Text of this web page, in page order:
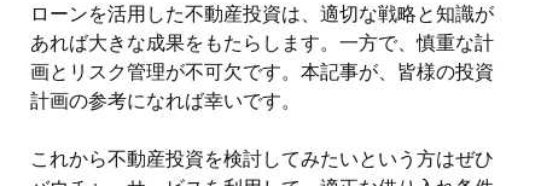
ローンを活用した不動産投資は、適切な戦略と知識が
あれば大きな成果をもたらします。一方で、慎重な計
画とリスク管理が不可欠です。本記事が、皆様の投資
計画の参考になれば幸いです。
これから不動産投資を検討してみたいという方はぜひ